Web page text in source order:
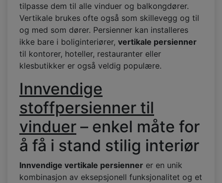
tilpasse dem til alle vinduer og balkongdører.
Vertikale brukes ofte også som skillevegg og til
og med som dører. Persienner kan installeres
ikke bare i boliginteriører, vertikale persienner
til kontorer, hoteller, restauranter eller
klesbutikker er også veldig populære.
Innvendige
stoffpersienner til
vinduer – enkel måte for
å få i stand stilig interiør
Innvendige vertikale persienner er en unik
kombinasjon av eksepsjonell funksjonalitet og et